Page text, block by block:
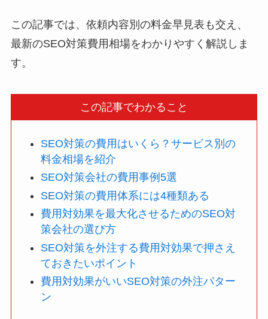
この記事では、依頼内容別の料金早見表も交え、
最新のSEO対策費用相場をわかりやすく解説しま
す。
この記事でわかること
SEO対策の費用はいくら？サービス別の
料金相場を紹介
SEO対策会社の費用事例5選
SEO対策の費用体系には4種類ある
費用対効果を最大化させるためのSEO対
策会社の選び方
SEO対策を外注する費用対効果で押さえ
ておきたいポイント
費用対効果がいいSEO対策の外注パター
ン